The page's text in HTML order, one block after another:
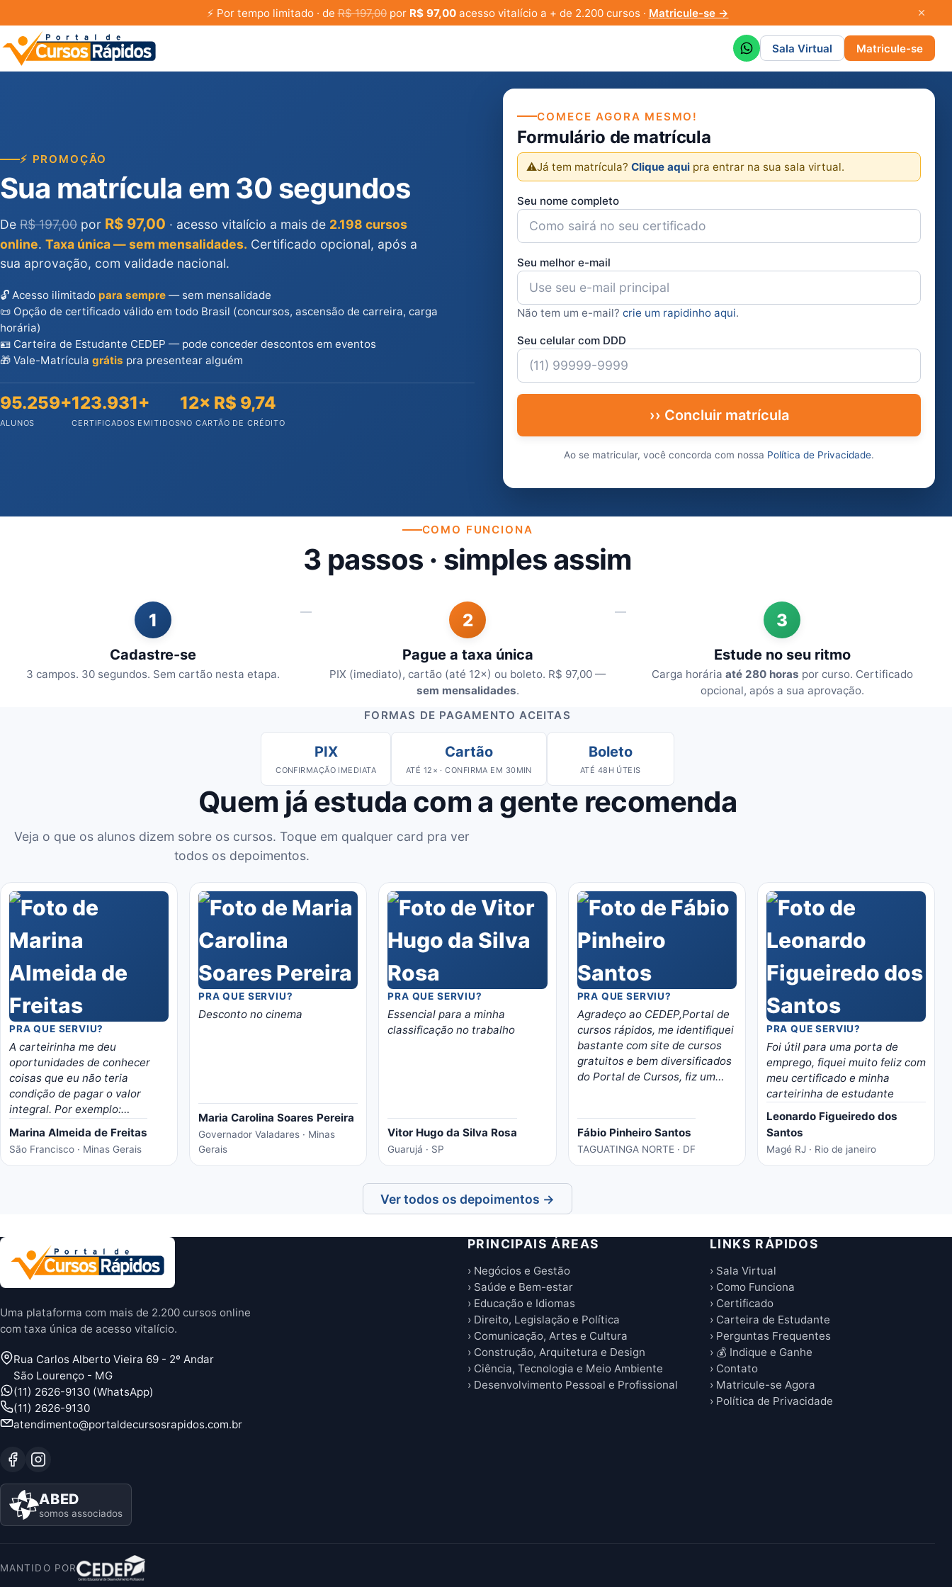
⚡ Por tempo limitado · deR$ 197,00por R$ 97,00acesso vitalício a + de 2.200 cursos · Matricule-se →
Sala Virtual Matricule-se
⚡ PROMOÇÃO
Sua matrícula em 30 segundos
De R$ 197,00 por R$ 97,00 · acesso vitalício a mais de 2.198 cursos
online. Taxa única — sem mensalidades. Certificado opcional, após a
sua aprovação, com validade nacional.
🔓 Acesso ilimitado para sempre — sem mensalidade
📜 Opção de certificado válido em todo Brasil (concursos, ascensão de carreira, carga
horária)
🪪 Carteira de Estudante CEDEP — pode conceder descontos em eventos
🎁 Vale-Matrícula grátis pra presentear alguém
95.259+
ALUNOS
123.931+
CERTIFICADOS EMITIDOS
12× R$ 9,74
NO CARTÃO DE CRÉDITO
COMECE AGORA MESMO!
Formulário de matrícula
⚠️Já tem matrícula?Clique aqui pra entrar na sua sala virtual.
Seu nome completo
Seu melhor e-mail
Não tem um e-mail?crie um rapidinho aqui.
Seu celular com DDD
›› Concluir matrícula
Ao se matricular, você concorda com nossa Política de Privacidade.
COMO FUNCIONA
3 passos · simples assim
1
Cadastre-se
3 campos. 30 segundos. Sem cartão nesta etapa.
2
Pague a taxa única
PIX (imediato), cartão (até 12×) ou boleto. R$ 97,00 —
sem mensalidades.
3
Estude no seu ritmo
Carga horária até 280 horas por curso. Certificado
opcional, após a sua aprovação.
FORMAS DE PAGAMENTO ACEITAS
PIX
CONFIRMAÇÃO IMEDIATA
Cartão
ATÉ 12× · CONFIRMA EM 30MIN
Boleto
ATÉ 48H ÚTEIS
Quem já estuda com a gente recomenda
Veja o que os alunos dizem sobre os cursos. Toque em qualquer card pra ver
todos os depoimentos.
PRA QUE SERVIU?
A carteirinha me deu
oportunidades de conhecer
coisas que eu não teria
condição de pagar o valor
integral. Por exemplo:
ingressos de shows, ingressos
de cinema, etc. Super indico
para todos!
Marina Almeida de Freitas
São Francisco · Minas Gerais
PRA QUE SERVIU?
Desconto no cinema
Maria Carolina Soares Pereira
Governador Valadares · Minas
Gerais
PRA QUE SERVIU?
Essencial para a minha
classificação no trabalho
Vitor Hugo da Silva Rosa
Guarujá · SP
PRA QUE SERVIU?
Agradeço ao CEDEP,Portal de
cursos rápidos, me identifiquei
bastante com site de cursos
gratuitos e bem diversificados
do Portal de Cursos, fiz um
o curso abriu boas
oportunidades de trabalho
nessa área para mim, trabalho
em casa nas minhas horas
conhecimento certo!
Fábio Pinheiro Santos
TAGUATINGA NORTE · DF
PRA QUE SERVIU?
Foi útil para uma porta de
emprego, fiquei muito feliz com
meu certificado e minha
carteirinha de estudante
Leonardo Figueiredo dos
Santos
Magé RJ · Rio de janeiro
Ver todos os depoimentos →
Uma plataforma com mais de 2.200 cursos online
com taxa única de acesso vitalício.
Rua Carlos Alberto Vieira 69 - 2º Andar
São Lourenço - MG
(11) 2626-9130 (WhatsApp)
(11) 2626-9130
atendimento@portaldecursosrapidos.com.br
ABED
somos associados
PRINCIPAIS ÁREAS
› Negócios e Gestão
› Saúde e Bem-estar
› Educação e Idiomas
› Direito, Legislação e Política
› Comunicação, Artes e Cultura
› Construção, Arquitetura e Design
› Ciência, Tecnologia e Meio Ambiente
› Desenvolvimento Pessoal e Profissional
LINKS RÁPIDOS
› Sala Virtual
› Como Funciona
› Certificado
› Carteira de Estudante
› Perguntas Frequentes
› 💰 Indique e Ganhe
› Contato
› Matricule-se Agora
› Política de Privacidade
MANTIDO POR